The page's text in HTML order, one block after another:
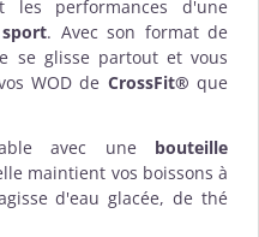
les performances d'une
. Avec son format de
se glisse partout et vous
WOD de CrossFit® que
avec une bouteille
maintient vos boissons à
d'eau glacée, de thé